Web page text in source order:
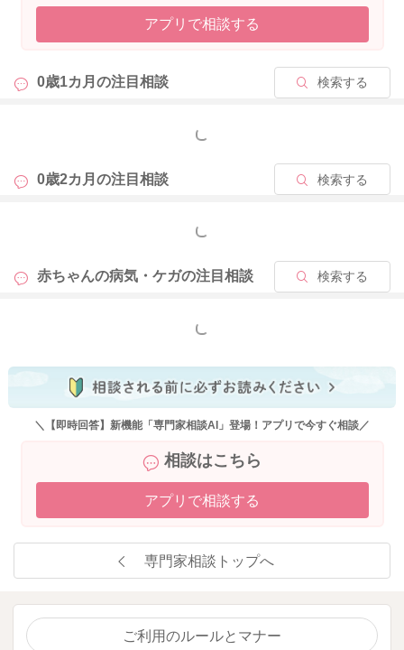
さるのではと思います。
どうぞよろしくお願いします。アプリで相談する
0歳1カ月の注目相談 検索する
もっと見る
0歳2カ月の注目相談 検索する
もっと見る
赤ちゃんの病気・ケガの注目相談 検索する
もっと見る
＼【即時回答】新機能「専門家相談AI」登場！アプリで今すぐ相談／
相談はこちら
アプリで相談する
専門家相談トップへ
ご利用のルールとマナー